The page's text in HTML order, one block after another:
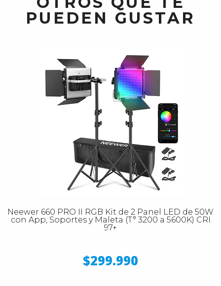
PUEDEN GUSTAR
Neewer 660 PRO II RGB Kit de 2 Panel LED de 50W
con App, Soportes y Maleta (T° 3200 a 5600K) CRI
97+
$299.990